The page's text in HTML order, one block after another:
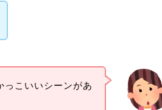
っこいいシーンがあ